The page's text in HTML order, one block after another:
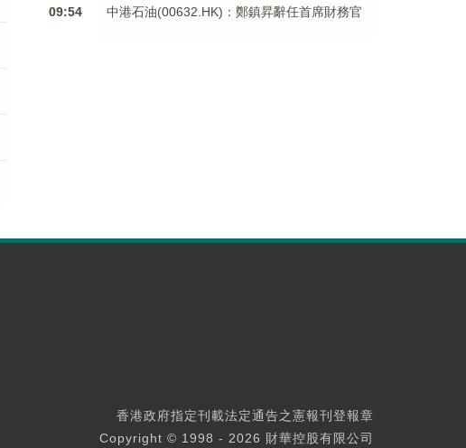
09:54 中港石油(00632.HK)：鄭鎮昇辭任首席財務官
香港政府指定刊載法定通告之憲報刊登報章
Copyright © 1998 - 2026 財華控股有限公司